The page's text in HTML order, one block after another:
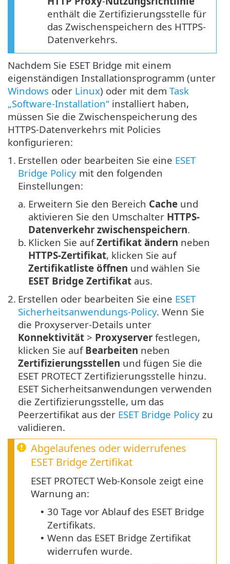
enthält die Zertifizierungsstelle für
das Zwischenspeichern des HTTPS-
Datenverkehrs.
Nachdem Sie ESET Bridge mit einem
eigenständigen Installationsprogramm (unter
Windows oder Linux) oder mit dem Task
„Software-Installation“ installiert haben,
müssen Sie die Zwischenspeicherung des
HTTPS-Datenverkehrs mit Policies
konfigurieren:
1. Erstellen oder bearbeiten Sie eine ESET
Bridge Policy mit den folgenden
Einstellungen:
a. Erweitern Sie den Bereich Cache und
aktivieren Sie den Umschalter HTTPS-
Datenverkehr zwischenspeichern.
b. Klicken Sie aufZertifikat ändern neben
HTTPS-Zertifikat, klicken Sie auf
Zertifikatliste öffnen und wählen Sie
ESET Bridge Zertifikat aus.
2. Erstellen oder bearbeiten Sie eine ESET
Sicherheitsanwendungs-Policy. Wenn Sie
die Proxyserver-Details unter
Konnektivität > Proxyserver festlegen,
klicken Sie auf Bearbeiten neben
Zertifizierungsstellen und fügen Sie die
ESET PROTECT Zertifizierungsstelle hinzu.
ESET Sicherheitsanwendungen verwenden
die Zertifizierungsstelle, um das
Peerzertifikat aus der ESET Bridge Policy zu
validieren.
Abgelaufenes oder widerrufenes
ESET Bridge Zertifikat
ESET PROTECT Web-Konsole zeigt eine
Warnung an:
• 30 Tage vor Ablauf des ESET Bridge
Zertifikats.
• Wenn das ESET Bridge Zertifikat
widerrufen wurde.